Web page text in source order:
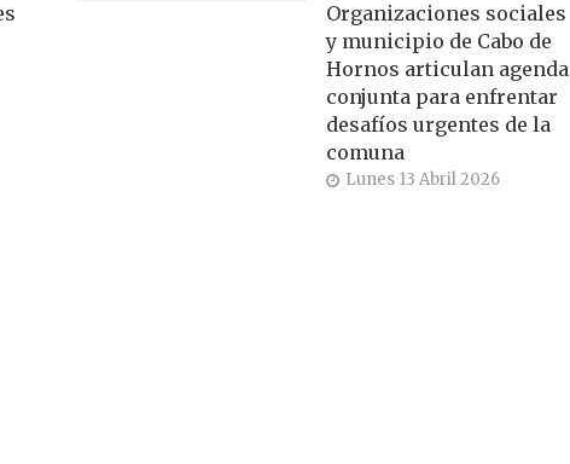
Organizaciones sociales
y municipio de Cabo de
Hornos articulan agenda
conjunta para enfrentar
desafíos urgentes de la
comuna
Lunes 13 Abril 2026